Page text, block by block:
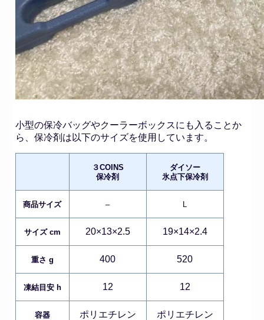
小型の保冷バッグやクーラーボックスにも入ることか
ら、保冷剤は以下のサイズを使用しています。
３COINS
保冷剤
ダイソー
氷点下保冷剤
商品サイズ – L
サイズ cm 20×13×2.5 19×14×2.4
重さ g 400 520
凍結目安 h 12 12
容器 ポリエチレン ポリエチレン